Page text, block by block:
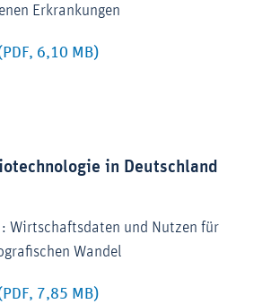
Erkrankungen
6,10 MB)
in Deutschland
Wirtschaftsdaten und Nutzen für
Wandel
7,85 MB)